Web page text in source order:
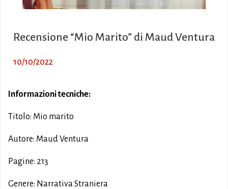
Recensione “Mio Marito” di Maud Ventura
10/10/2022
Informazioni tecniche:
Titolo: Mio marito
Autore: Maud Ventura
Pagine: 213
Genere: Narrativa Straniera